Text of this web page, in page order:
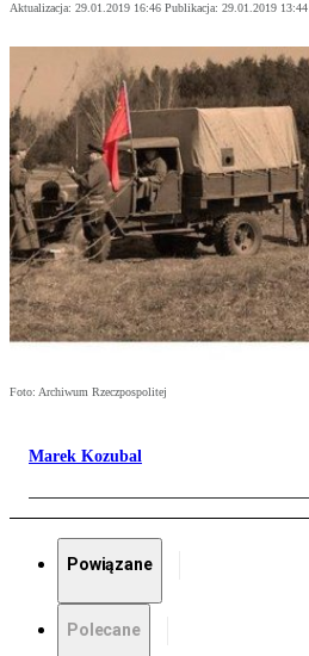
Aktualizacja: 29.01.2019 16:46 Publikacja: 29.01.2019 13:44
Foto: Archiwum Rzeczpospolitej
Marek Kozubal
Powiązane
Polecane